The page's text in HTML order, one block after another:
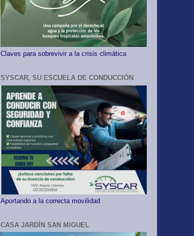
Claves para sobrevivir a la crisis climática
SYSCAR, SU ESCUELA DE CONDUCCIÓN
Aportando a la correcta movilidad
CASA JARDÍN SAN MIGUEL